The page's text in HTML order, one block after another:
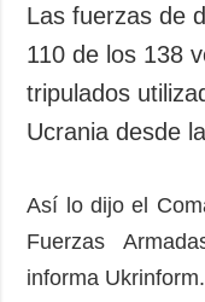
Las fuerzas de
110 de los 138
tripulados
Ucrania desde
Así lo dijo el
Fuerzas
informa Ukrinform.